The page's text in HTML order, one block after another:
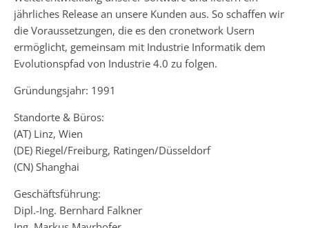
jährliches Release an unsere Kunden aus. So schaffen wir
die Voraussetzungen, die es den cronetwork Usern
ermöglicht, gemeinsam mit Industrie Informatik dem
Evolutionspfad von Industrie 4.0 zu folgen.
Gründungsjahr: 1991
Standorte & Büros:
(AT) Linz, Wien
(DE) Riegel/Freiburg, Ratingen/Düsseldorf
(CN) Shanghai
Geschäftsführung:
Dipl.-Ing. Bernhard Falkner